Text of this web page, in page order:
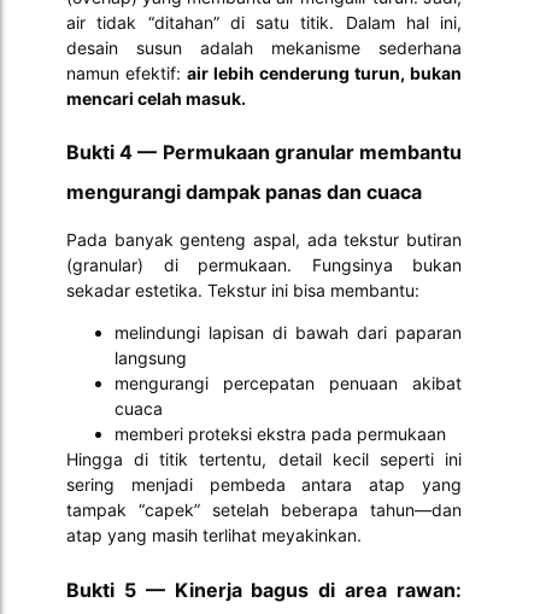
air tidak “ditahan” di satu titik. Dalam hal ini,
desain susun adalah mekanisme sederhana
namun efektif: air lebih cenderung turun, bukan
mencari celah masuk.
Bukti 4 — Permukaan granular membantu
mengurangi dampak panas dan cuaca
Pada banyak genteng aspal, ada tekstur butiran
(granular) di permukaan. Fungsinya bukan
sekadar estetika. Tekstur ini bisa membantu:
melindungi lapisan di bawah dari paparan
langsung
mengurangi percepatan penuaan akibat
cuaca
memberi proteksi ekstra pada permukaan
Hingga di titik tertentu, detail kecil seperti ini
sering menjadi pembeda antara atap yang
tampak “capek” setelah beberapa tahun—dan
atap yang masih terlihat meyakinkan.
Bukti 5 — Kinerja bagus di area rawan: